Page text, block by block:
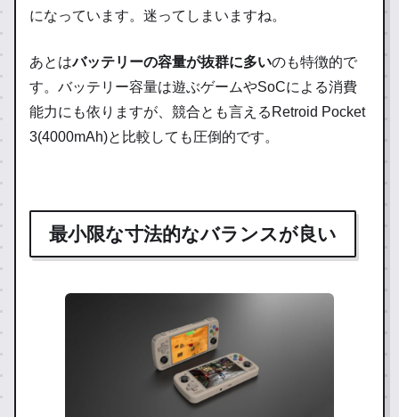
になっています。迷ってしまいますね。
あとはバッテリーの容量が抜群に多いのも特徴的で
す。バッテリー容量は遊ぶゲームやSoCによる消費
能力にも依りますが、競合とも言えるRetroid Pocket
3(4000mAh)と比較しても圧倒的です。
最小限な寸法的なバランスが良い